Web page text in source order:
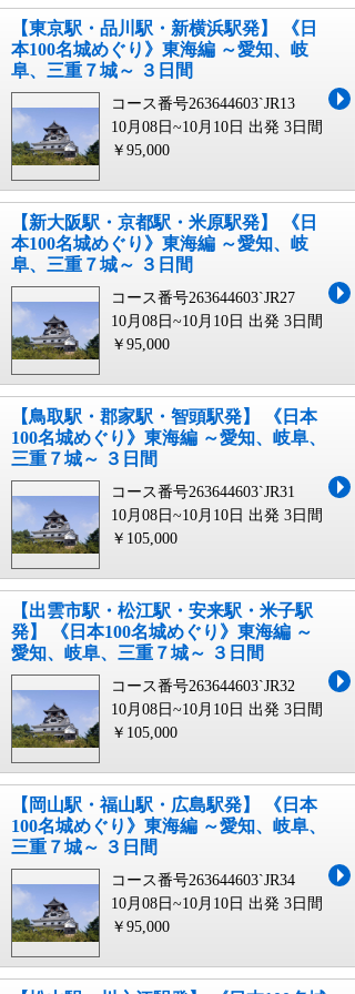
【東京駅・品川駅・新横浜駅発】 《日
本100名城めぐり》東海編 ～愛知、岐
阜、三重７城～ ３日間
コース番号263644603`JR13
10月08日~10月10日 出発 3日間
￥95,000
【新大阪駅・京都駅・米原駅発】 《日
本100名城めぐり》東海編 ～愛知、岐
阜、三重７城～ ３日間
コース番号263644603`JR27
10月08日~10月10日 出発 3日間
￥95,000
【鳥取駅・郡家駅・智頭駅発】 《日本
100名城めぐり》東海編 ～愛知、岐阜、
三重７城～ ３日間
コース番号263644603`JR31
10月08日~10月10日 出発 3日間
￥105,000
【出雲市駅・松江駅・安来駅・米子駅
発】 《日本100名城めぐり》東海編 ～
愛知、岐阜、三重７城～ ３日間
コース番号263644603`JR32
10月08日~10月10日 出発 3日間
￥105,000
【岡山駅・福山駅・広島駅発】 《日本
100名城めぐり》東海編 ～愛知、岐阜、
三重７城～ ３日間
コース番号263644603`JR34
10月08日~10月10日 出発 3日間
￥95,000